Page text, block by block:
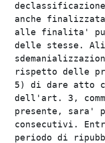
anche
alle finalita'
delle
rispetto
5) di dare
dell'art. 3,
presente,
consecutivi.
periodo di